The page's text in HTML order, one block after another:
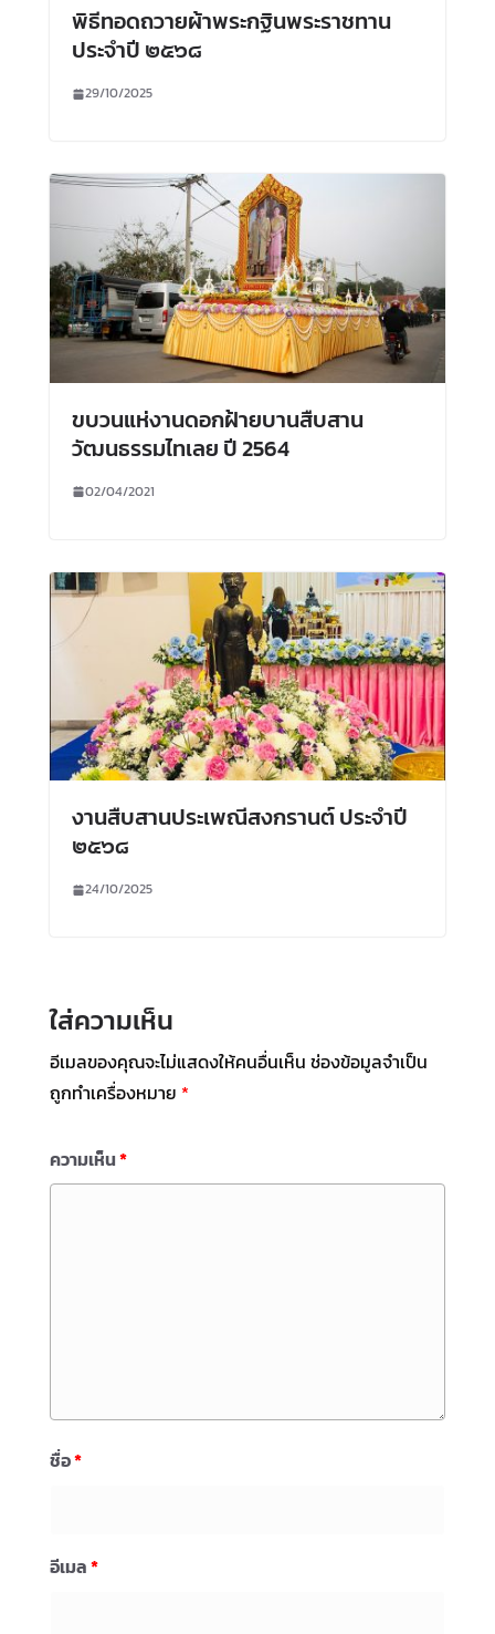
พิธีทอดถวายผ้าพระกฐินพระราชทาน
ประจำปี ๒๕๖๘
29/10/2025
ขบวนแห่งานดอกฝ้ายบานสืบสาน
วัฒนธรรมไทเลย ปี 2564
02/04/2021
งานสืบสานประเพณีสงกรานต์ ประจำปี
๒๕๖๘
24/10/2025
ใส่ความเห็น
อีเมลของคุณจะไม่แสดงให้คนอื่นเห็น ช่องข้อมูลจำเป็น
ถูกทำเครื่องหมาย *
ความเห็น*
ชื่อ*
อีเมล*